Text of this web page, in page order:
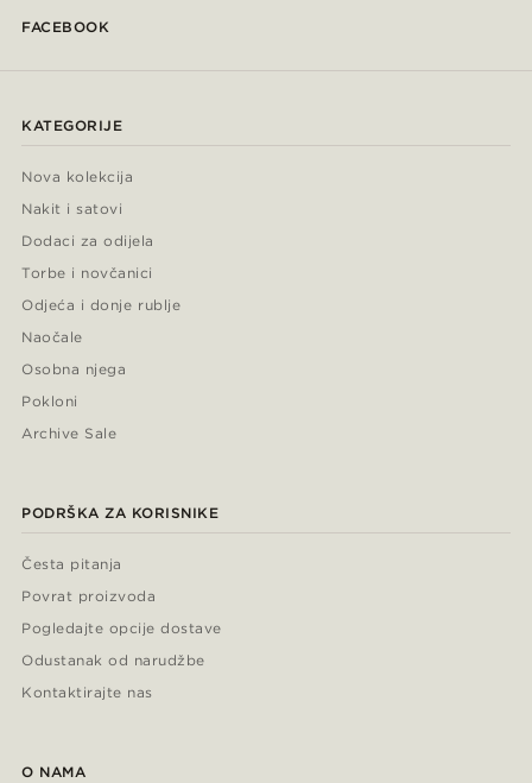
FACEBOOK
KATEGORIJE
Nova kolekcija
Nakit i satovi
Dodaci za odijela
Torbe i novčanici
Odjeća i donje rublje
Naočale
Osobna njega
Pokloni
Archive Sale
PODRŠKA ZA KORISNIKE
Česta pitanja
Povrat proizvoda
Pogledajte opcije dostave
Odustanak od narudžbe
Kontaktirajte nas
O NAMA